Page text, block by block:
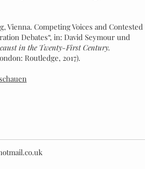
Vienna. Competing Voices and Contested
Debates“, in: David Seymour und
in the Twenty-First Century.
Routledge, 2017).